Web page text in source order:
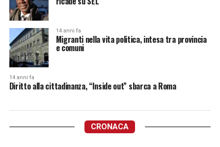
14 anni fa
Migranti nella vita politica, intesa tra provincia
e comuni
14 anni fa
Diritto alla cittadinanza, “Inside out” sbarca a Roma
CRONACA